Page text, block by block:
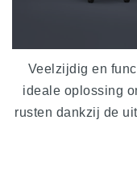
Veelzijdig en
ideale oplossing
rusten dankzij de